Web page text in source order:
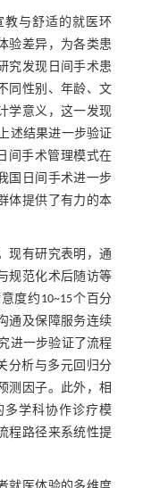
与舒适的就医环
验差异，为各类患
究发现日间手术患
同性别、年龄、文
学意义，这一发现
述结果进一步验证
间手术管理模式在
国日间手术进一步
体提供了有力的本
现有研究表明，通
规范化术后随访等
度约10~15个百分
通及保障服务连续
进一步验证了流程
分析与多元回归分
测因子。此外，相
多学科协作诊疗模
程路径来系统性提